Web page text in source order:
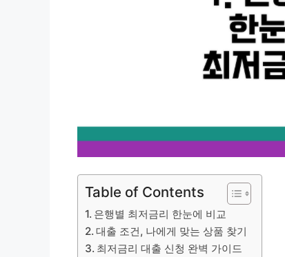
Table of Contents
은행별 최저금리 한눈에 비교
대출 조건, 나에게 맞는 상품 찾기
최저금리 대출 신청 완벽 가이드